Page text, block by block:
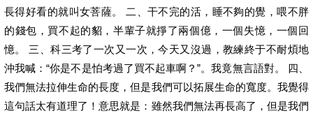
長得好看的就叫女菩薩。 二、干不完的活，睡不夠的覺，喂不胖
的錢包，買不起的貂，半輩子就掙了兩個億，一個失憶，一個回
憶。 三、科三考了一次又一次，今天又沒過，教練終于不耐煩地
沖我喊：“你是不是怕考過了買不起車啊？”。我竟無言語對。 四、
我們無法拉伸生命的長度，但是我們可以拓展生命的寬度。我覺得
這句話太有道理了！意思就是：雖然我們無法再長高了，但是我們